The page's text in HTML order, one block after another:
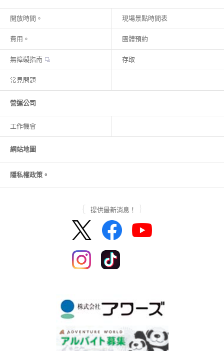
開放時間。 現場景點時間表
費用。 團體預約
無障礙指南 存取
常見問題
營運公司
工作機會
網站地圖
隱私權政策。
提供最新消息！